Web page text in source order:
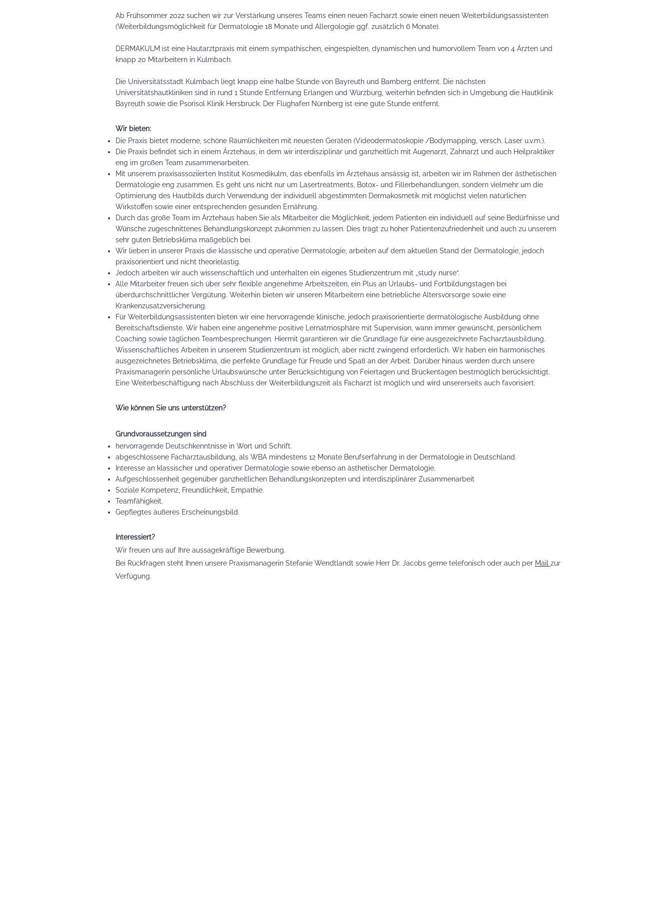
Ab Frühsommer 2022 suchen wir zur Verstärkung unseres Teams einen neuen Facharzt sowie einen neuen Weiterbildungsassistenten
(Weiterbildungsmöglichkeit für Dermatologie 18 Monate und Allergologie ggf. zusätzlich 6 Monate).
DERMAKULM ist eine Hautarztpraxis mit einem sympathischen, eingespielten, dynamischen und humorvollem Team von 4 Ärzten und
knapp 20 Mitarbeitern in Kulmbach.
Die Universitätsstadt Kulmbach liegt knapp eine halbe Stunde von Bayreuth und Bamberg entfernt. Die nächsten
Universitätshautkliniken sind in rund 1 Stunde Entfernung Erlangen und Würzburg, weiterhin befinden sich in Umgebung die Hautklinik
Bayreuth sowie die Psorisol Klinik Hersbruck. Der Flughafen Nürnberg ist eine gute Stunde entfernt.
Wir bieten:
Die Praxis bietet moderne, schöne Räumlichkeiten mit neuesten Geräten (Videodermatoskopie /Bodymapping, versch. Laser u.v.m.).
Die Praxis befindet sich in einem Ärztehaus, in dem wir interdisziplinär und ganzheitlich mit Augenarzt, Zahnarzt und auch Heilpraktiker
eng im großen Team zusammenarbeiten.
Mit unserem praxisassoziierten Institut Kosmedikulm, das ebenfalls im Ärztehaus ansässig ist, arbeiten wir im Rahmen der ästhetischen
Dermatologie eng zusammen. Es geht uns nicht nur um Lasertreatments, Botox- und Fillerbehandlungen, sondern vielmehr um die
Optimierung des Hautbilds durch Verwendung der individuell abgestimmten Dermakosmetik mit möglichst vielen natürlichen
Wirkstoffen sowie einer entsprechenden gesunden Ernährung.
Durch das große Team im Ärztehaus haben Sie als Mitarbeiter die Möglichkeit, jedem Patienten ein individuell auf seine Bedürfnisse und
Wünsche zugeschnittenes Behandlungskonzept zukommen zu lassen. Dies trägt zu hoher Patientenzufriedenheit und auch zu unserem
sehr guten Betriebsklima maßgeblich bei.
Wir lieben in unserer Praxis die klassische und operative Dermatologie, arbeiten auf dem aktuellen Stand der Dermatologie, jedoch
praxisorientiert und nicht theorielastig.
Jedoch arbeiten wir auch wissenschaftlich und unterhalten ein eigenes Studienzentrum mit „study nurse“.
Alle Mitarbeiter freuen sich über sehr flexible angenehme Arbeitszeiten, ein Plus an Urlaubs- und Fortbildungstagen bei
überdurchschnittlicher Vergütung. Weiterhin bieten wir unseren Mitarbeitern eine betriebliche Altersvorsorge sowie eine
Krankenzusatzversicherung.
Für Weiterbildungsassistenten bieten wir eine hervorragende klinische, jedoch praxisorientierte dermatologische Ausbildung ohne
Bereitschaftsdienste. Wir haben eine angenehme positive Lernatmosphäre mit Supervision, wann immer gewünscht, persönlichem
Coaching sowie täglichen Teambesprechungen. Hiermit garantieren wir die Grundlage für eine ausgezeichnete Facharztausbildung.
Wissenschaftliches Arbeiten in unserem Studienzentrum ist möglich, aber nicht zwingend erforderlich. Wir haben ein harmonisches
ausgezeichnetes Betriebsklima, die perfekte Grundlage für Freude und Spaß an der Arbeit. Darüber hinaus werden durch unsere
Praxismanagerin persönliche Urlaubswünsche unter Berücksichtigung von Feiertagen und Brückentagen bestmöglich berücksichtigt.
Eine Weiterbeschäftigung nach Abschluss der Weiterbildungszeit als Facharzt ist möglich und wird unsererseits auch favorisiert.
Wie können Sie uns unterstützen?
Grundvoraussetzungen sind
hervorragende Deutschkenntnisse in Wort und Schrift.
abgeschlossene Facharztausbildung, als WBA mindestens 12 Monate Berufserfahrung in der Dermatologie in Deutschland.
Interesse an klassischer und operativer Dermatologie sowie ebenso an ästhetischer Dermatologie.
Aufgeschlossenheit gegenüber ganzheitlichen Behandlungskonzepten und interdisziplinärer Zusammenarbeit
Soziale Kompetenz, Freundlichkeit, Empathie.
Teamfähigkeit.
Gepflegtes äußeres Erscheinungsbild.
Interessiert?
Wir freuen uns auf Ihre aussagekräftige Bewerbung.
Bei Rückfragen steht Ihnen unsere Praxismanagerin Stefanie Wendtlandt sowie Herr Dr. Jacobs gerne telefonisch oder auch per Mail zur
Verfügung.